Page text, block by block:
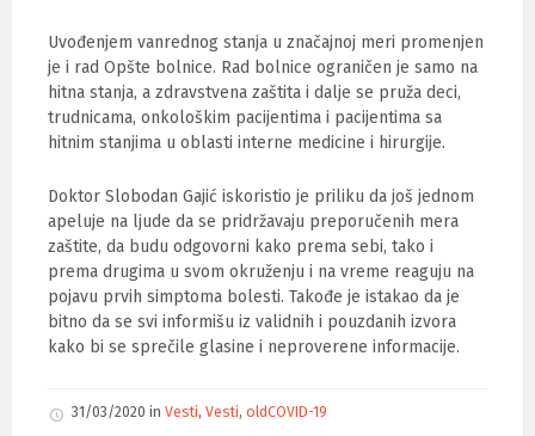
Uvođenjem vanrednog stanja u značajnoj meri promenjen
je i rad Opšte bolnice. Rad bolnice ograničen je samo na
hitna stanja, a zdravstvena zaštita i dalje se pruža deci,
trudnicama, onkološkim pacijentima i pacijentima sa
hitnim stanjima u oblasti interne medicine i hirurgije.
Doktor Slobodan Gajić iskoristio je priliku da još jednom
apeluje na ljude da se pridržavaju preporučenih mera
zaštite, da budu odgovorni kako prema sebi, tako i
prema drugima u svom okruženju i na vreme reaguju na
pojavu prvih simptoma bolesti. Takođe je istakao da je
bitno da se svi informišu iz validnih i pouzdanih izvora
kako bi se sprečile glasine i neproverene informacije.
31/03/2020 in Vesti, Vesti, oldCOVID-19